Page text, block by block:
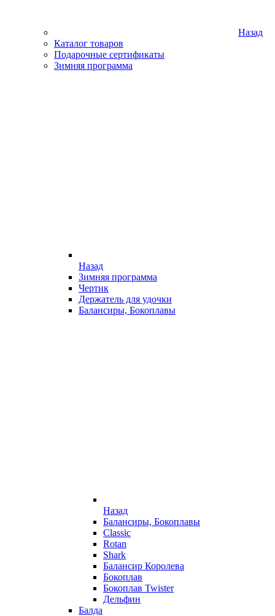
Назад
Каталог товаров
Подарочные сертификаты
Зимняя программа
Назад
Зимняя программа
Чертик
Держатель для удочки
Балансиры, Бокоплавы
Назад
Балансиры, Бокоплавы
Classic
Rotan
Shark
Балансир Королева
Бокоплав
Бокоплав Twister
Дельфин
Балда